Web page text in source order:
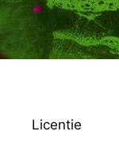
Licentie